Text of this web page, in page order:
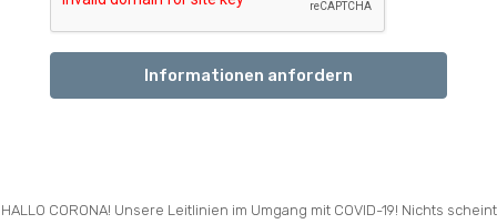
Informationen anfordern
HALLO CORONA! Unsere Leitlinien im Umgang mit COVID-19! Nichts scheint